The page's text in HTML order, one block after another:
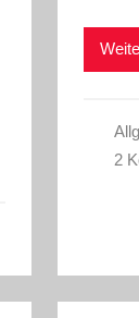
2